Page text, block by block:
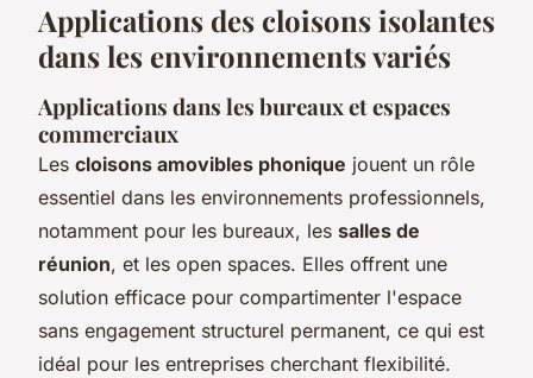
Applications des cloisons isolantes
dans les environnements variés
Applications dans les bureaux et espaces
commerciaux
Les cloisons amovibles phonique jouent un rôle
essentiel dans les environnements professionnels,
notamment pour les bureaux, les salles de
réunion, et les open spaces. Elles offrent une
solution efficace pour compartimenter l'espace
sans engagement structurel permanent, ce qui est
idéal pour les entreprises cherchant flexibilité.